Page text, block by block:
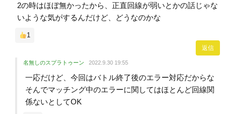
2の時はほぼ無かったから、正直回線が弱いとかの話じゃな
いような気がするんだけど、どうなのかな
1
返信
名無しのスプラトゥーン 2022.9.30 19:55
一応だけど、今回はバトル終了後のエラー対応だからな
そんでマッチング中のエラーに関してはほとんど回線関
係ないとしてOK